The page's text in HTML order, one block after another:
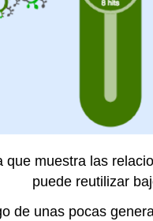
muestra las
puede reutilizar
de unas pocas